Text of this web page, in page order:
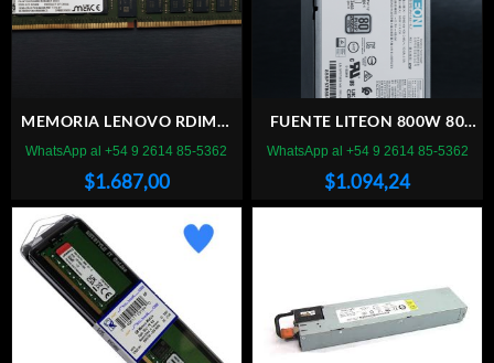
MEMORIA LENOVO RDIMM
32GB DDR5 6400MHZ
$1.687,00
WhatsApp al +54 9 2614 85-5362
FUENTE LITEON 800W 80
PLUS PLATINUM PARA
$1.094,24
WhatsApp al +54 9 2614 85-5362